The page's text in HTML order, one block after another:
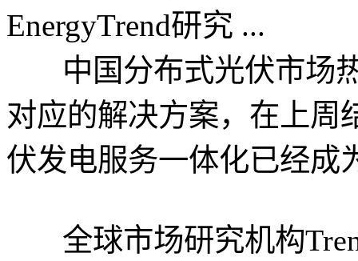
EnergyTrend研究 ...
中国分布式光伏市场热
对应的解决方案，在上周
伏发电服务一体化已经成
全球市场研究机构